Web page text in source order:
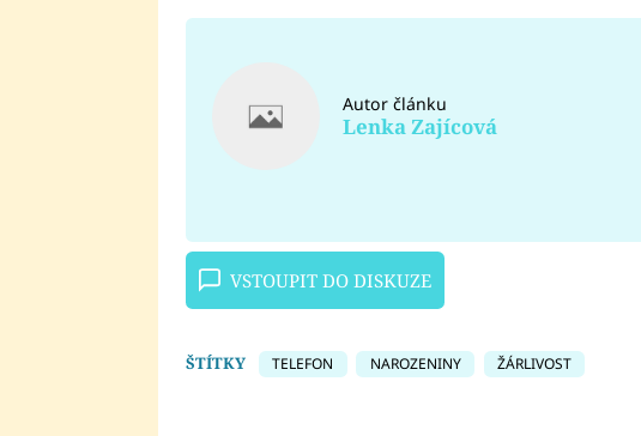
Autor článku
Lenka Zajícová
VSTOUPIT DO DISKUZE
ŠTÍTKY TELEFON NAROZENINY ŽÁRLIVOST